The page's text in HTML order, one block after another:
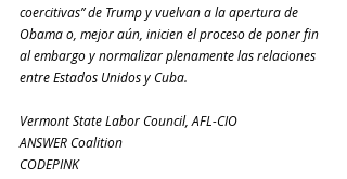
coercitivas” de Trump y vuelvan a la apertura de
Obama o, mejor aún, inicien el proceso de poner fin
al embargo y normalizar plenamente las relaciones
entre Estados Unidos y Cuba.
Vermont State Labor Council, AFL-CIO
ANSWER Coalition
CODEPINK